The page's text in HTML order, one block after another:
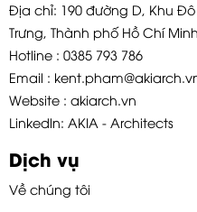
Địa chỉ: 190 đường D, Khu Đô
Trưng, Thành phố Hồ Chí Minh
Hotline : 0385 793 786
Email :
Website : akiarch.vn
Linkedln: AKIA - Architects
Dịch vụ
Về chúng tôi